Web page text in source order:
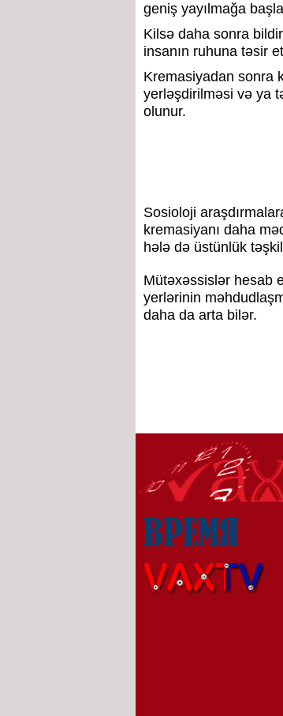
geniş yayılmağa
Kilsə daha sonra
insanın ruhuna təsir
Kremasiyadan sonra
yerləşdirilməsi və ya
olunur.
Sosioloji
kremasiyanı daha
hələ də üstünlük
Mütəxəssislər hesab
yerlərinin
daha da arta bilər.